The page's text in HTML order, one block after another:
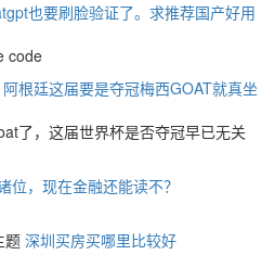
也要刷脸验证了。求推荐国产好用
code
阿根廷这届要是夺冠梅西GOAT就真坐
了，这届世界杯是否夺冠早已无关
位，现在金融还能读不？
题 深圳买房买哪里比较好